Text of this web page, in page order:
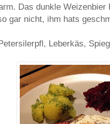
Das dunkle
gar nicht, ihm hats
Leberkäs,